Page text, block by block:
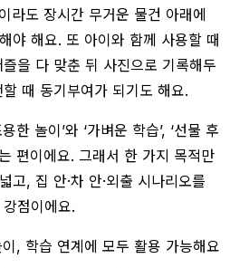
라도 장시간 무거운 물건 아래에
야 해요. 또 아이와 함께 사용할 때
을 다 맞춘 뒤 사진으로 기록해두
때 동기부여가 되기도 해요.
한 놀이’와 ‘가벼운 학습’, ‘선물 후
편이에요. 그래서 한 가지 목적만
고, 집 안·차 안·외출 시나리오를
점이에요.
, 학습 연계에 모두 활용 가능해요